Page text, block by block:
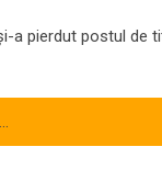
pierdut postul de